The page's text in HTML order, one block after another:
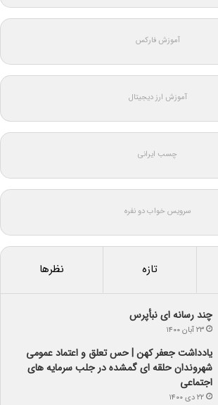
آموزش فارکس
آموزش ارز دیجیتال
چسب ایرانی
سرویس خواب دو نفره
تازه نظرها
چند رسانه ای نبأپرس
۲۳ آبان ۱۴۰۰
یادداشت جعفر کهن | حس تعلق و اعتماد عمومی
شهروندان حلقه ای گمشده در جلب سرمایه های
اجتماعی
۲۲ دی ۱۴۰۰